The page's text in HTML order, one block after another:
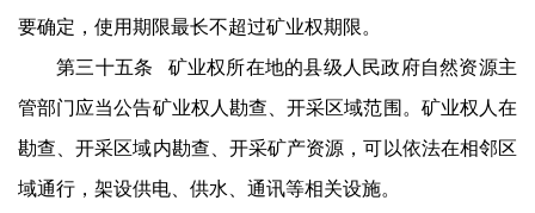
要确定，使用期限最长不超过矿业权期限。
第三十五条 矿业权所在地的县级人民政府自然资源主
管部门应当公告矿业权人勘查、开采区域范围。矿业权人在
勘查、开采区域内勘查、开采矿产资源，可以依法在相邻区
域通行，架设供电、供水、通讯等相关设施。